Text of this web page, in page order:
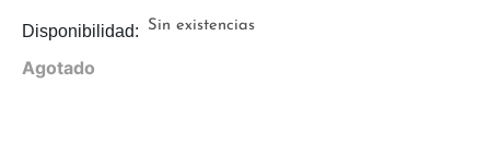
Agotado
Disponibilidad: Sin existencias